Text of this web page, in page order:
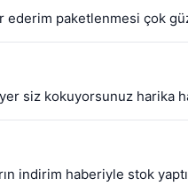
paketlenmesi çok
siz kokuyorsunuz harika
indirim haberiyle stok